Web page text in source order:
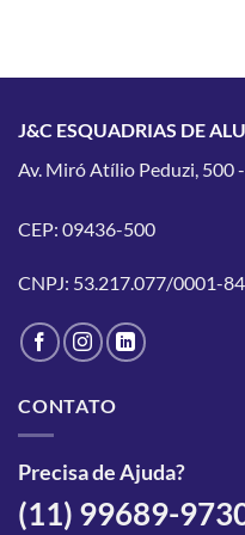
J&C ESQUADRIAS DE
Av. Miró Atílio Peduzi, 500 -
CEP: 09436-500
CNPJ: 53.217.077/0001-84
CONTATO
Precisa de Ajuda?
(11) 99689-